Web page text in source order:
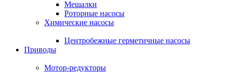
Мешалки
Роторные насосы
Химические насосы
Центробежные герметичные насосы
Приводы
Мотор-редукторы